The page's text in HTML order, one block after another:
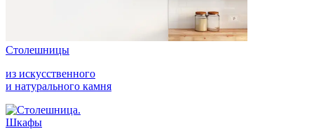
Столешницы
из искусственного
и натурального камня
Шкафы